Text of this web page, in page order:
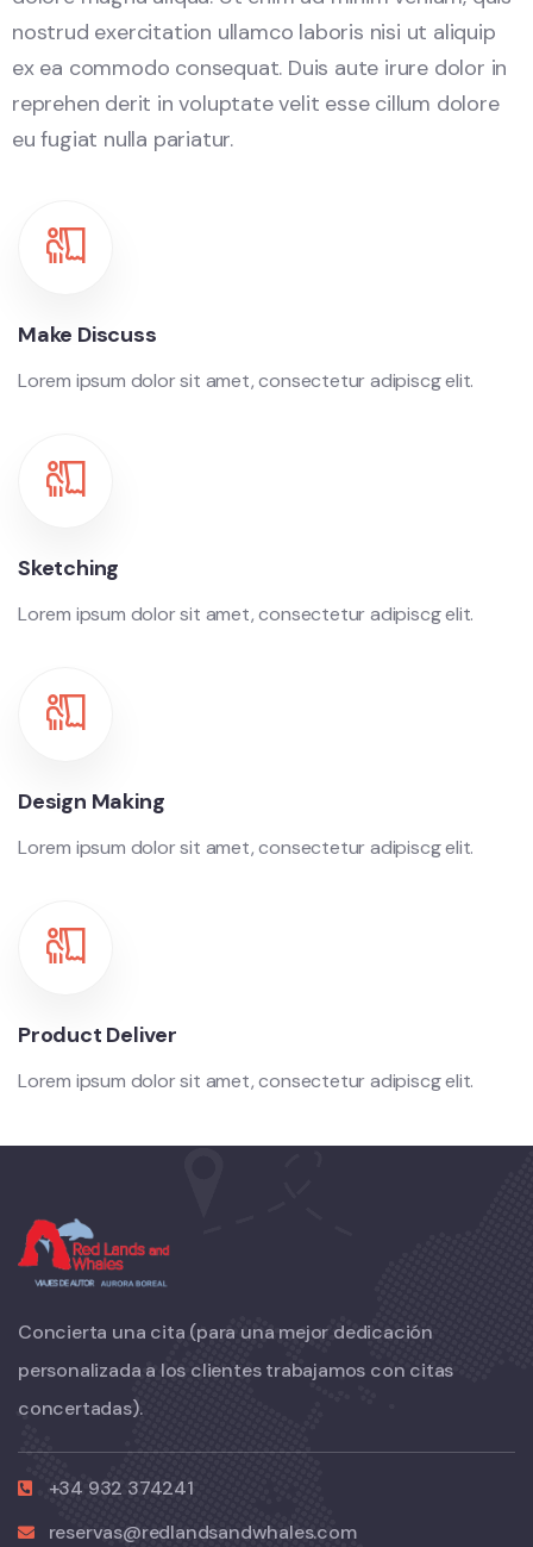
nostrud exercitation ullamco laboris nisi ut aliquip
ex ea commodo consequat. Duis aute irure dolor in
reprehen derit in voluptate velit esse cillum dolore
eu fugiat nulla pariatur.
Make Discuss
Lorem ipsum dolor sit amet, consectetur adipiscg elit.
Sketching
Lorem ipsum dolor sit amet, consectetur adipiscg elit.
Design Making
Lorem ipsum dolor sit amet, consectetur adipiscg elit.
Product Deliver
Lorem ipsum dolor sit amet, consectetur adipiscg elit.
Concierta una cita (para una mejor dedicación
personalizada a los clientes trabajamos con citas
concertadas).
+34 932 374241
reservas@redlandsandwhales.com